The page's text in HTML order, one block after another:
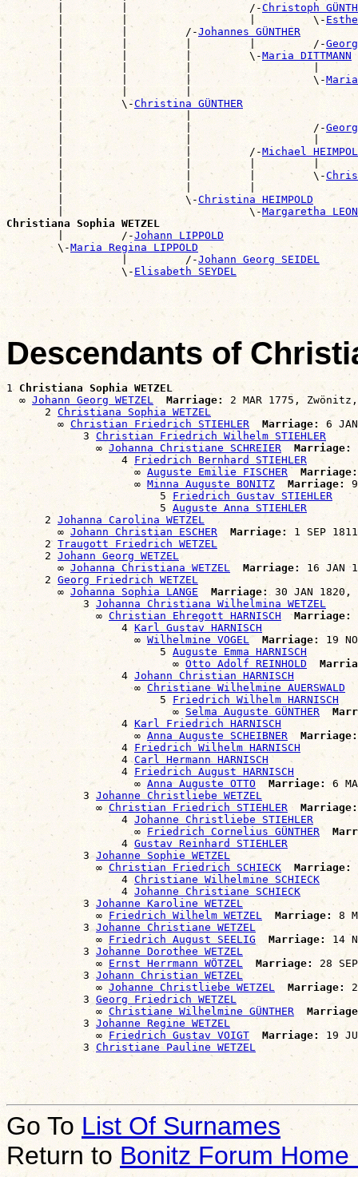
        |         |                   /-
Christoph
        |         |                   |         \-
        |         |         /-
Johannes GÜNTHER
        |         |         |         |         /-
        |         |         |         \-
Maria DITTMANN
|         |         |                   |
        |         |         |                   \-
Maria
|         |         |
        |         \-
Christina GÜNTHER
|                   |
        |                   |                   /-
|                   |                   |
        |                   |         /-
Michael
|                   |         |         |
        |                   |         |         \-
|                   |         |
        |                   \-
Christina HEIMPOLD
        |                             \-
Margaretha
Christiana Sophia WETZEL
|         /-Johann LIPPOLD
        \-
Maria Regina LIPPOLD
                  |         /-
Johann Georg SEIDEL
                  \-
Elisabeth SEYDEL
Descendants of
1 Christiana Sophia WETZEL
  ∞
Johann Georg WETZEL Marriage:
2 MAR 1775,
      2
Christiana Sophia WETZEL
        ∞
Christian Friedrich STIEHLER Marriage:
6
            3
Christian Friedrich Wilhelm STIEHLER
              ∞
Johanna Christiane SCHREIER Marriage:
                  4
Friedrich Bernhard STIEHLER
                    ∞
Auguste Emilie FISCHER
Marriage:
                    ∞
Minna Auguste BONITZ Marriage:
                        5
Friedrich Gustav STIEHLER
                        5
Auguste Anna STIEHLER
      2
Johanna Carolina WETZEL
        ∞
Johann Christian ESCHER Marriage: 1 SEP
      2
Traugott Friedrich WETZEL
      2
Johann Georg WETZEL
        ∞
Johanna Christiana WETZEL Marriage:
16 JAN
      2
Georg Friedrich WETZEL
        ∞
Johanna Sophia LANGE Marriage:
30 JAN 1820,
            3
Johanna Christiana Wilhelmina WETZEL
              ∞
Christian Ehregott HARNISCH Marriage:
                  4
Karl Gustav HARNISCH
                    ∞
Wilhelmine VOGEL Marriage:
19
                        5
Auguste Emma HARNISCH
                          ∞
Otto Adolf REINHOLD
                  4
Johann Christian HARNISCH
                    ∞
Christiane Wilhelmine AUERSWALD
                        5
Friedrich Wilhelm HARNISCH
                          ∞
Selma Auguste GÜNTHER
                  4
Karl Friedrich HARNISCH
                    ∞
Anna Auguste SCHEIBNER
Marriage:
                  4
Friedrich Wilhelm HARNISCH
                  4
Carl Hermann HARNISCH
                  4
Friedrich August HARNISCH
                    ∞
Anna Auguste OTTO Marriage: 6
            3
Johanne Christliebe WETZEL
              ∞
Christian Friedrich STIEHLER
Marriage:
                  4
Johanne Christliebe STIEHLER
                    ∞
Friedrich Cornelius GÜNTHER
                  4
Gustav Reinhard STIEHLER
            3
Johanne Sophie WETZEL
              ∞
Christian Friedrich SCHIECK Marriage:
                  4
Christiane Wilhelmine SCHIECK
                  4
Johanne Christiane SCHIECK
            3
Johanne Karoline WETZEL
              ∞
Friedrich Wilhelm WETZEL Marriage:
8
            3
Johanne Christiane WETZEL
              ∞
Friedrich August SEELIG Marriage:
14
            3
Johanne Dorothee WETZEL
              ∞
Ernst Herrmann WÖTZEL Marriage:
28
            3
Johann Christian WETZEL
              ∞
Johanne Christliebe WETZEL Marriage:
            3
Georg Friedrich WETZEL
              ∞
Christiane Wilhelmine GÜNTHER
            3
Johanne Regine WETZEL
              ∞
Friedrich Gustav VOIGT Marriage:
19
            3
Christiane Pauline WETZEL
Go To List Of Surnames
Return toBonitz Forum Home